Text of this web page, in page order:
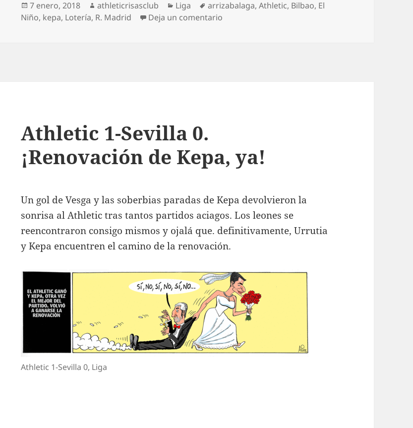
Publicado
el
7 enero, 2018 Autor
athleticrisasclub Categorías
Liga Etiquetas
arrizabalaga,Athletic, Bilbao, El
Niño, kepa, Lotería, R. Madrid Deja un comentario
Athletic 1-Sevilla 0.
¡Renovación de Kepa, ya!
Un gol de Vesga y las soberbias paradas de Kepa devolvieron la
sonrisa al Athletic tras tantos partidos aciagos. Los leones se
reencontraron consigo mismos y ojalá que. definitivamente, Urrutia
y Kepa encuentren el camino de la renovación.
Athletic 1-Sevilla 0, Liga